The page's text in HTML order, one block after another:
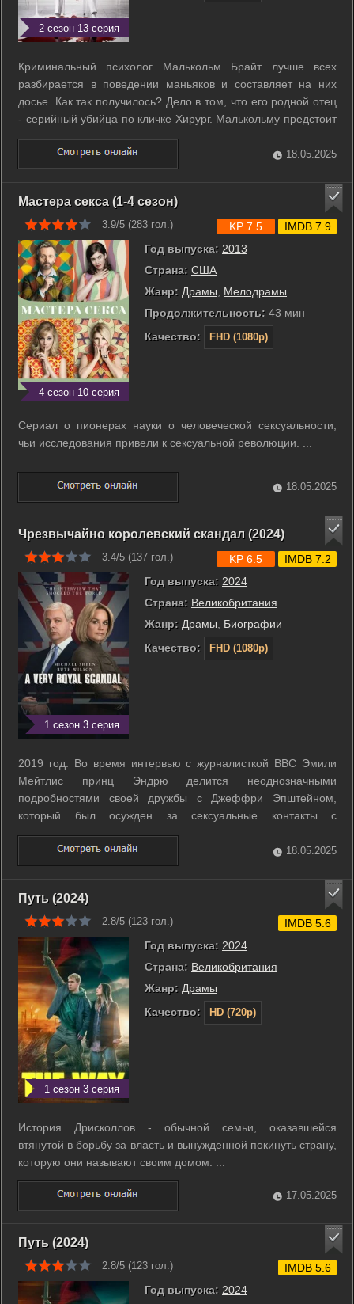
2 сезон 13 серия
Криминальный психолог Малькольм Брайт лучше всех
разбирается в поведении маньяков и составляет на них
досье. Как так получилось? Дело в том, что его родной отец
- серийный убийца по кличке Хирург. Малькольму предстоит
консультироваться с папой по поводу новых дел и
параллельно самому не сойти с ума. ...
18.05.2025
Мастера секса (1-4 сезон)
3.9/5 (283 гол.)
4 сезон 10 серия
Год выпуска: 2013
Страна: США
Жанр: Драмы
Мелодрамы
Продолжительность: 43 мин
Качество:
FHD (1080p)
KP 7.5 IMDB 7.9
Сериал о пионерах науки о человеческой сексуальности,
чьи исследования привели к сексуальной революции. ...
18.05.2025
Чрезвычайно королевский скандал (2024)
3.4/5 (137 гол.)
1 сезон 3 серия
Год выпуска: 2024
Страна: Великобритания
Жанр: Драмы
Биографии
Качество:
FHD (1080p)
KP 6.5 IMDB 7.2
2019 год. Во время интервью с журналисткой BBC Эмили
Мейтлис принц Эндрю делится неоднозначными
подробностями своей дружбы с Джеффри Эпштейном,
который был осужден за сексуальные контакты с
несовершеннолетними и секс-торговлю. ...
18.05.2025
Путь (2024)
2.8/5 (123 гол.)
1 сезон 3 серия
Год выпуска: 2024
Страна: Великобритания
Жанр: Драмы
Качество:
HD (720p)
IMDB 5.6
История Дрисколлов - обычной семьи, оказавшейся
втянутой в борьбу за власть и вынужденной покинуть страну,
которую они называют своим домом. ...
17.05.2025
Путь (2024)
2.8/5 (123 гол.)
Год выпуска: 2024
IMDB 5.6